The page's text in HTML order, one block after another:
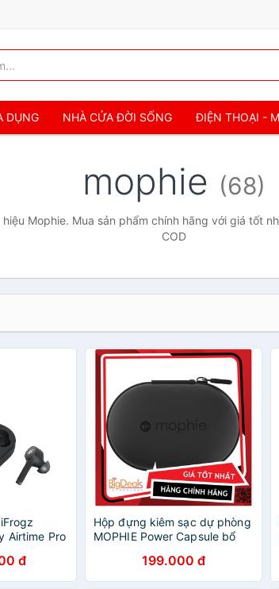
DỤNG NHÀ CỬA ĐỜI SỐNG ĐIỆN THOẠI -
mophie (68)
Mophie. Mua sản phẩm chính hãng với giá tốt
COD
Airtime Pro
C Power
đ
Hộp đựng kiêm sạc dự phòng
MOPHIE Power Capsule bổ
nghe bluetooth199.000 đ